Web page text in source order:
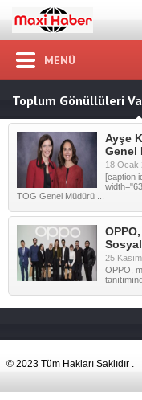
MENÜ
Toplum Gönüllüleri
Ayşe
Genel
18 Ocak
[caption
TOG Genel Müdürü ...
25
OPPO,
© 2023 Tüm Hakları Saklıdır .